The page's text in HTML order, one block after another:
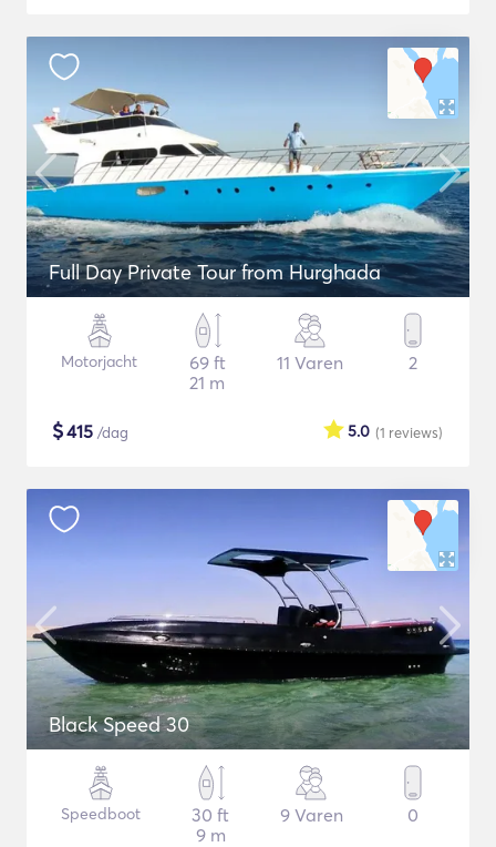
Full Day Private Tour from Hurghada
Motorjacht
69 ft
21 m
11 Varen 2
$415 /dag (1 reviews)
5.0
Black Speed 30
Speedboot
30 ft
9 m
9 Varen 0